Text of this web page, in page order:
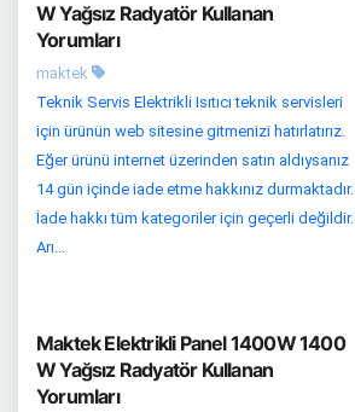
W Yağsız Radyatör Kullanan
Yorumları
maktek
Teknik Servis Elektrikli Isıtıcı teknik servisleri
için ürünün web sitesine gitmenizi hatırlatırız.
Eğer ürünü internet üzerinden satın aldıysanız
14 gün içinde iade etme hakkınız durmaktadır.
İade hakkı tüm kategoriler için geçerli değildir.
Arı...
Maktek Elektrikli Panel 1400W 1400
W Yağsız Radyatör Kullanan
Yorumları